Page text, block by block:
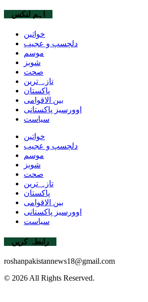
اہم لنکس
خواتین
دلچسپ و عجیب
موسم
شوبز
صحت
تازہ ترین
پاکستان
بین الاقوامی
اوورسیز پاکستانی
سیاست
خواتین
دلچسپ و عجیب
موسم
شوبز
صحت
تازہ ترین
پاکستان
بین الاقوامی
اوورسیز پاکستانی
سیاست
رابطہ کریں
roshanpakistannews18@gmail.com
© 2026 All Rights Reserved.